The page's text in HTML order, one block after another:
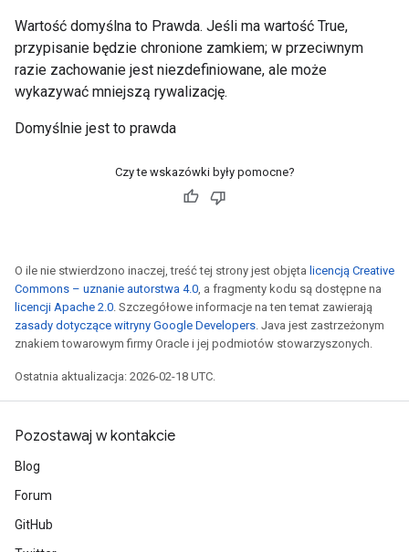
Wartość domyślna to Prawda. Jeśli ma wartość True,
przypisanie będzie chronione zamkiem; w przeciwnym
razie zachowanie jest niezdefiniowane, ale może
wykazywać mniejszą rywalizację.
Domyślnie jest to prawda
Czy te wskazówki były pomocne?
O ile nie stwierdzono inaczej, treść tej strony jest objęta licencją Creative
Commons – uznanie autorstwa 4.0, a fragmenty kodu są dostępne na
licencji Apache 2.0. Szczegółowe informacje na ten temat zawierają
zasady dotyczące witryny Google Developers. Java jest zastrzeżonym
znakiem towarowym firmy Oracle i jej podmiotów stowarzyszonych.
Ostatnia aktualizacja: 2026-02-18 UTC.
Pozostawaj w kontakcie
Blog
Forum
GitHub